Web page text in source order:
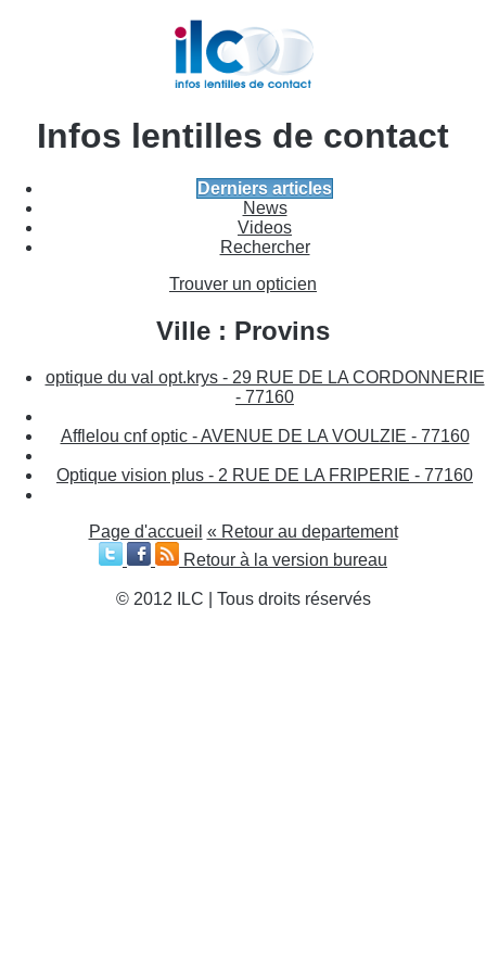
Infos lentilles de contact
Derniers articles
News
Videos
Rechercher
Trouver un opticien
Ville : Provins
optique du val opt.krys - 29 RUE DE LA CORDONNERIE
- 77160
Afflelou cnf optic - AVENUE DE LA VOULZIE - 77160
Optique vision plus - 2 RUE DE LA FRIPERIE - 77160
Page d'accueil « Retour au departement
Retour à la version bureau
© 2012 ILC | Tous droits réservés